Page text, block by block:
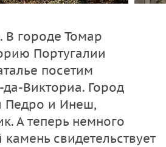
В городе Томар
Португалии
посетим
Викториа. Город
Педро и Инеш,
А теперь немного
свидетельствует